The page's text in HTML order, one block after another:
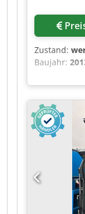
Zustand:
Baujahr:
Bergmann
10cbm
Lackierung
Gern